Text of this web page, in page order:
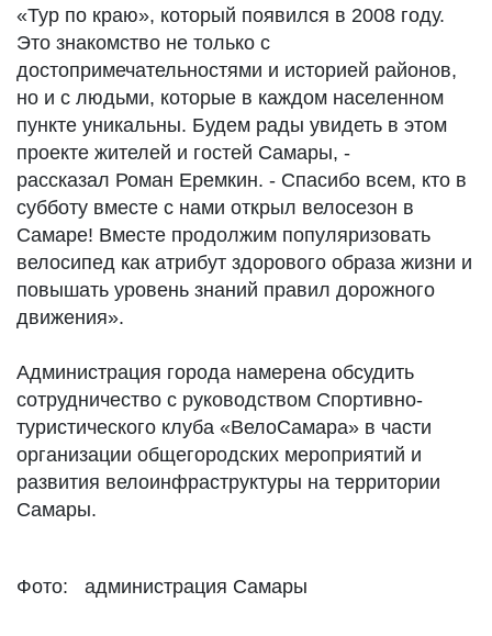
«Тур по краю», который появился в 2008 году.
Это знакомство не только с
достопримечательностями и историей районов,
но и с людьми, которые в каждом населенном
пункте уникальны. Будем рады увидеть в этом
проекте жителей и гостей Самары, -
рассказал Роман Еремкин. - Спасибо всем, кто в
субботу вместе с нами открыл велосезон в
Самаре! Вместе продолжим популяризовать
велосипед как атрибут здорового образа жизни и
повышать уровень знаний правил дорожного
движения».
Администрация города намерена обсудить
сотрудничество с руководством Спортивно-
туристического клуба «ВелоСамара» в части
организации общегородских мероприятий и
развития велоинфраструктуры на территории
Самары.
Фото: администрация Самары